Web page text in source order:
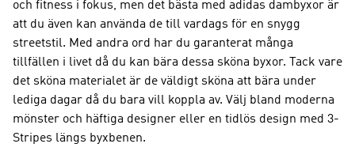
och fitness i fokus, men det bästa med adidas dambyxor är
att du även kan använda de till vardags för en snygg
streetstil. Med andra ord har du garanterat många
tillfällen i livet då du kan bära dessa sköna byxor. Tack vare
det sköna materialet är de väldigt sköna att bära under
lediga dagar då du bara vill koppla av. Välj bland moderna
mönster och häftiga designer eller en tidlös design med 3-
Stripes längs byxbenen.